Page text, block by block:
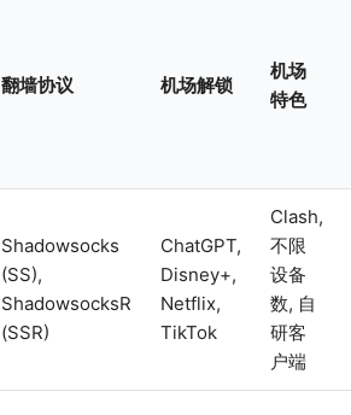
翻墙协议 机场解锁
机场
特色
Shadowsocks
(SS),
ShadowsocksR
(SSR)
ChatGPT,
Disney+,
Netflix,
TikTok
Clash,
不限
设备
数, 自
研客
户端